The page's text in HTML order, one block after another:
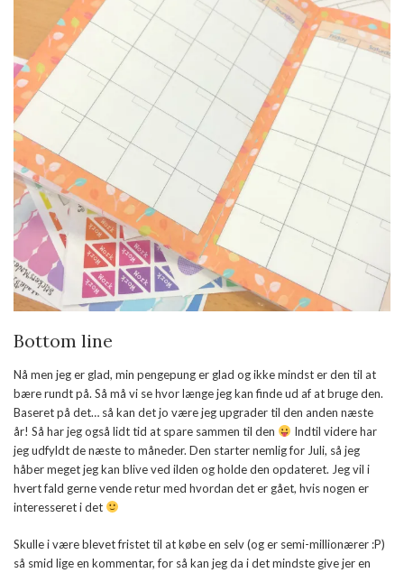
Bottom line
Nå men jeg er glad, min pengepung er glad og ikke mindst er den til at
bære rundt på. Så må vi se hvor længe jeg kan finde ud af at bruge den.
Baseret på det… så kan det jo være jeg upgrader til den anden næste
år! Så har jeg også lidt tid at spare sammen til den
Indtil videre har
jeg udfyldt de næste to måneder. Den starter nemlig for Juli, så jeg
håber meget jeg kan blive ved ilden og holde den opdateret. Jeg vil i
hvert fald gerne vende retur med hvordan det er gået, hvis nogen er
interesseret i det
Skulle i være blevet fristet til at købe en selv (og er semi-millionærer :P)
så smid lige en kommentar, for så kan jeg da i det mindste give jer en